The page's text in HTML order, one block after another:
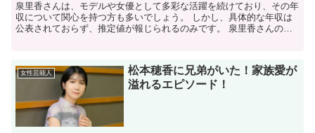
泉里香さんは、モデルや女優として多彩な活躍を続けており、その年
収について関心を持つ方も多いでしょう。 しかし、具体的な年収は
公表されておらず、推定値が報じられるのみです。 泉里香さんの年
女性芸能人
松本穂香に兄弟がいた！家族愛が
溢れるエピソード！